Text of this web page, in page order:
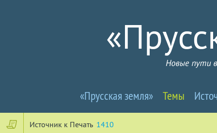
-
«Прусская земля» Темы
Источник к Печать 1410